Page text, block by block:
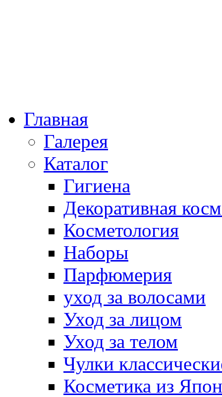
Главная
Галерея
Каталог
Гигиена
Декоративная
Косметология
Наборы
Парфюмерия
уход за волосами
Уход за лицом
Уход за телом
Чулки
Косметика из